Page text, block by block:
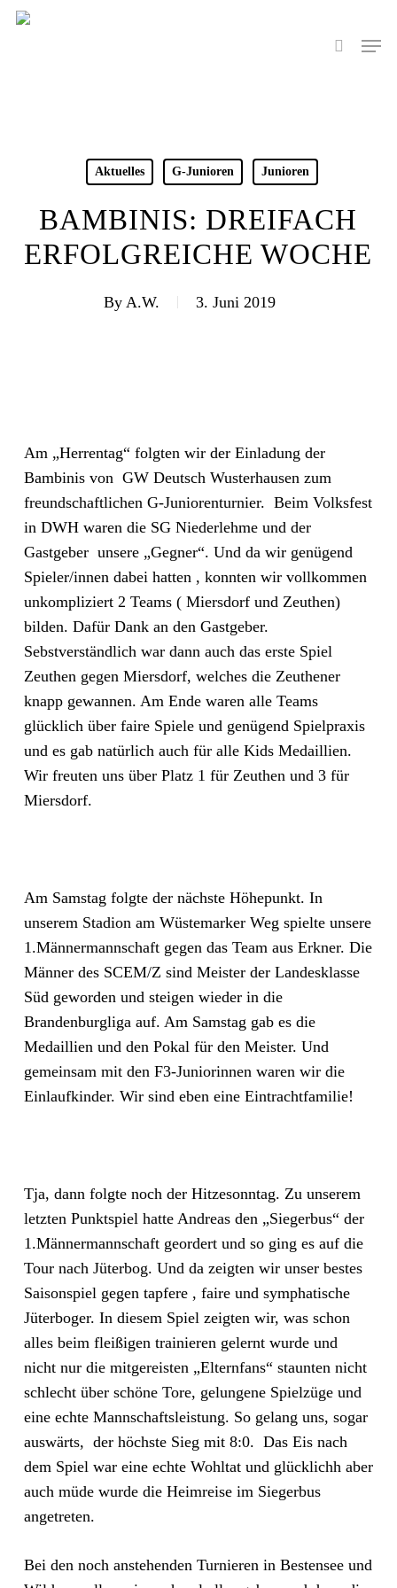
Skip
search
Menu
Aktuelles G-Junioren Junioren
BAMBINIS: DREIFACH
ERFOLGREICHE WOCHE
By A.W. 3. Juni 2019
Am „Herrentag“ folgten wir der Einladung der
Bambinis von GW Deutsch Wusterhausen zum
freundschaftlichen G-Juniorenturnier. Beim Volksfest
in DWH waren die SG Niederlehme und der
Gastgeber unsere „Gegner“. Und da wir genügend
Spieler/innen dabei hatten , konnten wir vollkommen
unkompliziert 2 Teams ( Miersdorf und Zeuthen)
bilden. Dafür Dank an den Gastgeber.
Sebstverständlich war dann auch das erste Spiel
Zeuthen gegen Miersdorf, welches die Zeuthener
knapp gewannen. Am Ende waren alle Teams
glücklich über faire Spiele und genügend Spielpraxis
und es gab natürlich auch für alle Kids Medaillien.
Wir freuten uns über Platz 1 für Zeuthen und 3 für
Miersdorf.
Am Samstag folgte der nächste Höhepunkt. In
unserem Stadion am Wüstemarker Weg spielte unsere
1.Männermannschaft gegen das Team aus Erkner. Die
Männer des SCEM/Z sind Meister der Landesklasse
Süd geworden und steigen wieder in die
Brandenburgliga auf. Am Samstag gab es die
Medaillien und den Pokal für den Meister. Und
gemeinsam mit den F3-Juniorinnen waren wir die
Einlaufkinder. Wir sind eben eine Eintrachtfamilie!
Tja, dann folgte noch der Hitzesonntag. Zu unserem
letzten Punktspiel hatte Andreas den „Siegerbus“ der
1.Männermannschaft geordert und so ging es auf die
Tour nach Jüterbog. Und da zeigten wir unser bestes
Saisonspiel gegen tapfere , faire und symphatische
Jüterboger. In diesem Spiel zeigten wir, was schon
alles beim fleißigen trainieren gelernt wurde und
nicht nur die mitgereisten „Elternfans“ staunten nicht
schlecht über schöne Tore, gelungene Spielzüge und
eine echte Mannschaftsleistung. So gelang uns, sogar
auswärts, der höchste Sieg mit 8:0. Das Eis nach
dem Spiel war eine echte Wohltat und glücklichh aber
auch müde wurde die Heimreise im Siegerbus
angetreten.
Bei den noch anstehenden Turnieren in Bestensee und